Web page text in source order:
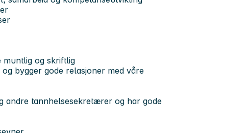
muntlig og skriftlig
bygger gode relasjoner med våre
andre tannhelsesekretærer og har gode